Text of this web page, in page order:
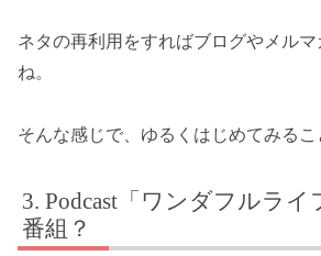
ネタの再利用をすればブログやメル
ね。
そんな感じで、ゆるくはじめてみるこ
Podcast「ワンダフルライ
番組？